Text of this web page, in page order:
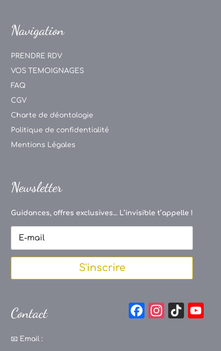
Navigation
PRENDRE RDV
VOS TEMOIGNAGES
FAQ
CGV
Charte de déontologie
Politique de confidentialité
Mentions Légales
Newsletter
Guidances, offres exclusives... L’invisible t’appelle !
S'inscrire
Contact
📧 Email :
F
In Ti